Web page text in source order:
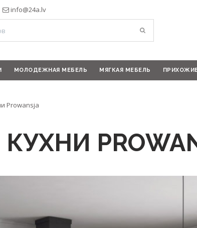
info@24a.lv
МОЛОДЕЖНАЯ МЕБЕЛЬ МЯГКАЯ МЕБЕЛЬ
Prowansja